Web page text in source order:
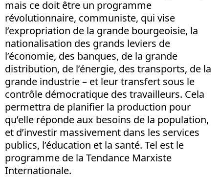
mais ce doit être un programme
révolutionnaire, communiste, qui vise
l’expropriation de la grande bourgeoisie, la
nationalisation des grands leviers de
l’économie, des banques, de la grande
distribution, de l’énergie, des transports, de la
grande industrie – et leur transfert sous le
contrôle démocratique des travailleurs. Cela
permettra de planifier la production pour
qu’elle réponde aux besoins de la population,
et d’investir massivement dans les services
publics, l’éducation et la santé. Tel est le
programme de la Tendance Marxiste
Internationale.